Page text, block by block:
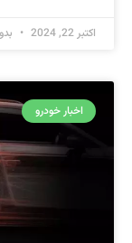
اکتبر 22, 2024
اخبار خودرو